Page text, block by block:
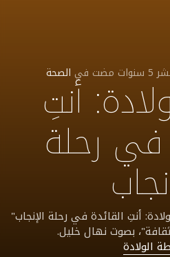
5 سنوات مضت في الصحة
أنتِ
في رحلة
أنتِ القائدة في رحلة الإنجاب"
بصوت نهال خليل.
الولادة